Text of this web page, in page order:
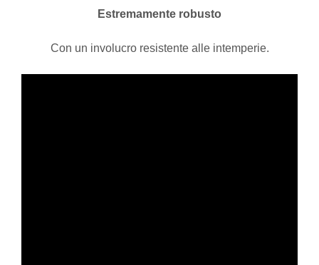
Estremamente robusto
Con un involucro resistente alle intemperie.